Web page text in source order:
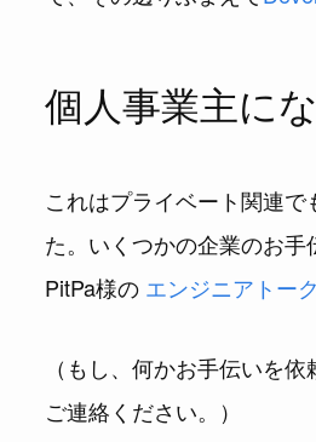
個人事業主に
これはプライベート関連
た。いくつかの企業のお
PitPa様の エンジニアトー
（もし、何かお手伝いを
ご連絡ください。）